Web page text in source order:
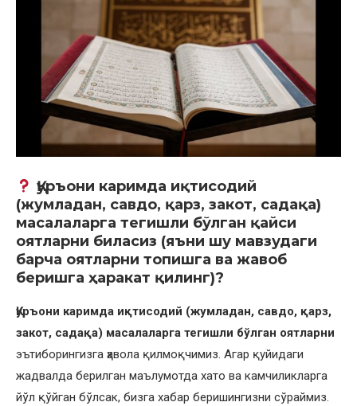
Қуръони каримда иқтисодий
(жумладан, савдо, қарз, закот, садақа)
масалаларга тегишли бўлган қайси
оятларни биласиз (яъни шу мавзудаги
барча оятларни топишга ва жавоб
беришга ҳаракат қилинг)?
Қуръони каримда иқтисодий (жумладан, савдо, қарз,
закот, садақа) масалаларга тегишли бўлган оятларни
эътиборингизга ҳавола қилмоқчимиз. Агар қуйидаги
жадвалда берилган маълумотда хато ва камчиликларга
йўл қўйган бўлсак, бизга хабар беришингизни сўраймиз.